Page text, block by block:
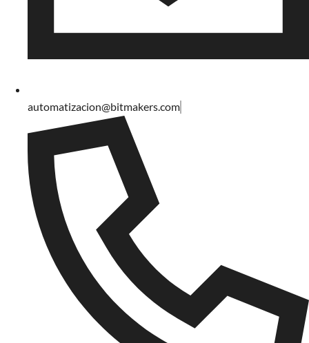
automatizacion@bitmakers.com